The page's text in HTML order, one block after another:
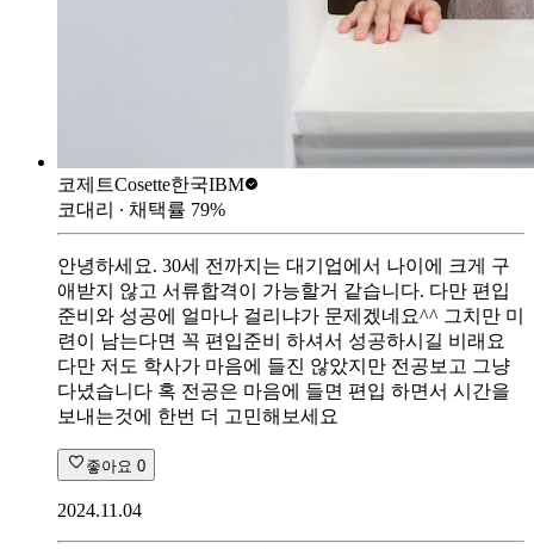
코제트Cosette한국IBM
코대리 ∙ 채택률 79%
안녕하세요. 30세 전까지는 대기업에서 나이에 크게 구
애받지 않고 서류합격이 가능할거 같습니다. 다만 편입
준비와 성공에 얼마나 걸리냐가 문제겠네요^^ 그치만 미
련이 남는다면 꼭 편입준비 하셔서 성공하시길 비래요
다만 저도 학사가 마음에 들진 않았지만 전공보고 그냥
다녔습니다 혹 전공은 마음에 들면 편입 하면서 시간을
보내는것에 한번 더 고민해보세요
좋아요 0
2024.11.04